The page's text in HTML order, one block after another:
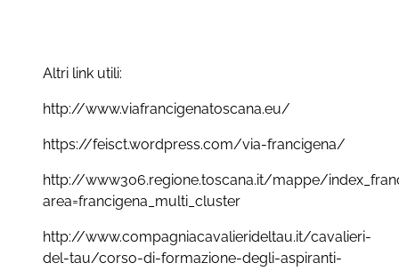
Altri link utili:
http://www.viafrancigenatoscana.eu/
https://feisct.wordpress.com/via-francigena/
http://www306.regione.toscana.it/mappe/
area=francigena_multi_cluster
http://www.compagniacavalierideltau.it/cavalieri-
del-tau/corso-di-formazione-degli-aspiranti-